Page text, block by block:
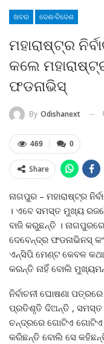
ଖବର ଦେଶ-ବିଦେଶ
ମହାରାଷ୍ଟ୍ର
କଲେ
ଫଡନାଭିସ୍‌
By Odishanext
0
469
Share
ନାଗପୁର – ମହାରାଷ୍ଟ୍ର
। ଏବେ ସମସ୍ତ ମୁଖ୍ୟ
ବାଜି କରୁଛନ୍ତି ।
ଦେବେନ୍ଦ୍ର ଫଡନାଭିନସ୍‌
ଏନ୍‌ସିପି ମେଣ୍ଟ କେବଳ
କରନ୍ତି ନାହିଁ ବୋଲି
ନିର୍ବାଚନୀ ଘୋଷଣା
ପ୍ରତିଶୃତି ଦିଅନ୍ତି ,
ଚନ୍ଦ୍ରରେ ଗୋଟିଏ ଗୋଟିଏ
କରିଛନ୍ତି ବୋଲି ସେ